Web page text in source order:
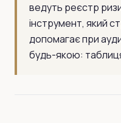
ведуть реєстр
інструмент, який
допомагає при
будь-якою: